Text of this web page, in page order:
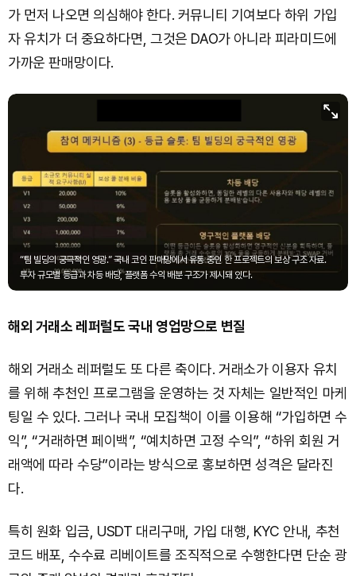
가 먼저 나오면 의심해야 한다. 커뮤니티 기여보다 하위 가입
자 유치가 더 중요하다면, 그것은 DAO가 아니라 피라미드에
가까운 판매망이다.
“팀 빌딩의 궁극적인 영광.” 국내 코인 판매망에서 유통 중인 한 프로젝트의 보상 구조 자료.
투자 규모별 등급과 차등 배당, 플랫폼 수익 배분 구조가 제시돼 있다.
해외 거래소 레퍼럴도 국내 영업망으로 변질
해외 거래소 레퍼럴도 또 다른 축이다. 거래소가 이용자 유치
를 위해 추천인 프로그램을 운영하는 것 자체는 일반적인 마케
팅일 수 있다. 그러나 국내 모집책이 이를 이용해 “가입하면 수
익”, “거래하면 페이백”, “예치하면 고정 수익”, “하위 회원 거
래액에 따라 수당”이라는 방식으로 홍보하면 성격은 달라진
다.
특히 원화 입금, USDT 대리구매, 가입 대행, KYC 안내, 추천
코드 배포, 수수료 리베이트를 조직적으로 수행한다면 단순 광